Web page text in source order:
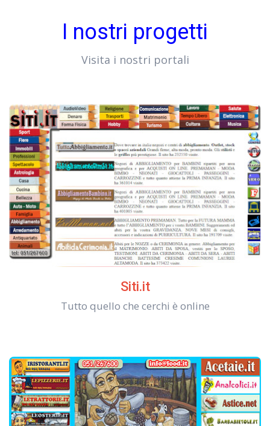
I nostri progetti
Visita i nostri portali
Siti.it
Tutto quello che cerchi è online